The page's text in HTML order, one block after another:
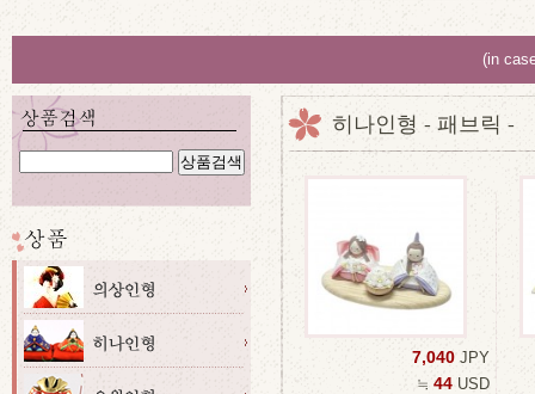
(in
히나인형 - 패브릭 -
7,040 JPY
≒ 44 USD